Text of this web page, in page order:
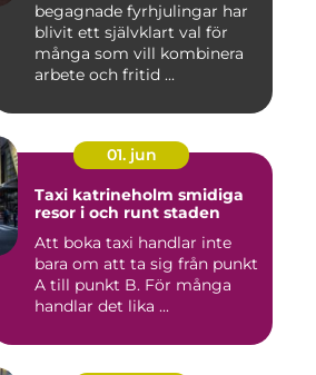
begagnade fyrhjulingar har
blivit ett självklart val för
många som vill kombinera
arbete och fritid ...
01. jun
Taxi katrineholm smidiga
resor i och runt staden
Att boka taxi handlar inte
bara om att ta sig från punkt
A till punkt B. För många
handlar det lika ...